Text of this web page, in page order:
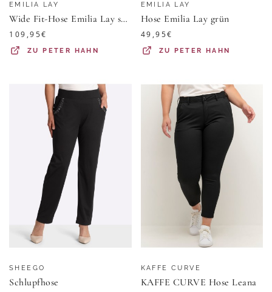
EMILIA LAY
Wide Fit-Hose Emilia Lay schwarz
109,95€
ZUPETER HAHN
EMILIA LAY
Hose Emilia Lay grün
49,95€
ZU PETER HAHN
SHEEGO
Schlupfhose
KAFFE CURVE
KAFFE CURVE Hose Leana